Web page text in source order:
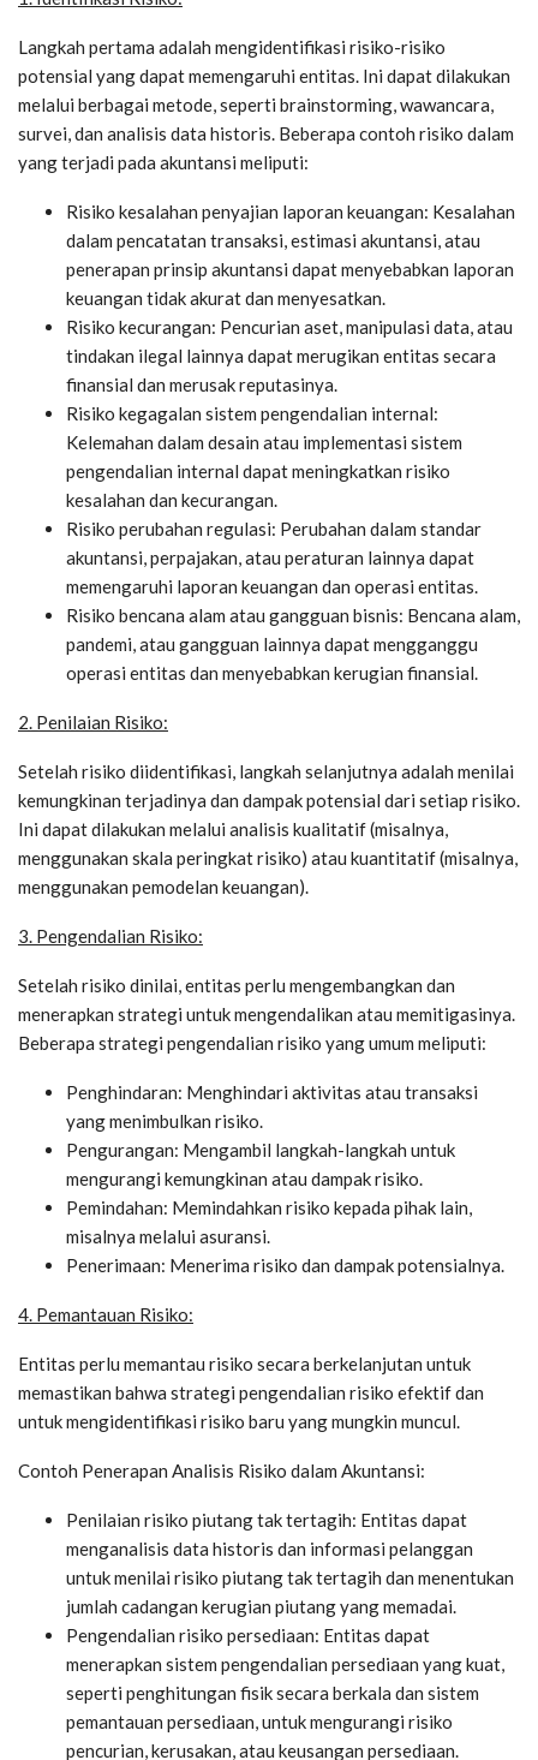
Langkah pertama adalah mengidentifikasi risiko-risiko
potensial yang dapat memengaruhi entitas. Ini dapat dilakukan
melalui berbagai metode, seperti brainstorming, wawancara,
survei, dan analisis data historis. Beberapa contoh risiko dalam
yang terjadi pada akuntansi meliputi:
Risiko kesalahan penyajian laporan keuangan: Kesalahan
dalam pencatatan transaksi, estimasi akuntansi, atau
penerapan prinsip akuntansi dapat menyebabkan laporan
keuangan tidak akurat dan menyesatkan.
Risiko kecurangan: Pencurian aset, manipulasi data, atau
tindakan ilegal lainnya dapat merugikan entitas secara
finansial dan merusak reputasinya.
Risiko kegagalan sistem pengendalian internal:
Kelemahan dalam desain atau implementasi sistem
pengendalian internal dapat meningkatkan risiko
kesalahan dan kecurangan.
Risiko perubahan regulasi: Perubahan dalam standar
akuntansi, perpajakan, atau peraturan lainnya dapat
memengaruhi laporan keuangan dan operasi entitas.
Risiko bencana alam atau gangguan bisnis: Bencana alam,
pandemi, atau gangguan lainnya dapat mengganggu
operasi entitas dan menyebabkan kerugian finansial.
2. Penilaian Risiko:
Setelah risiko diidentifikasi, langkah selanjutnya adalah menilai
kemungkinan terjadinya dan dampak potensial dari setiap risiko.
Ini dapat dilakukan melalui analisis kualitatif (misalnya,
menggunakan skala peringkat risiko) atau kuantitatif (misalnya,
menggunakan pemodelan keuangan).
3. Pengendalian Risiko:
Setelah risiko dinilai, entitas perlu mengembangkan dan
menerapkan strategi untuk mengendalikan atau memitigasinya.
Beberapa strategi pengendalian risiko yang umum meliputi:
Penghindaran: Menghindari aktivitas atau transaksi
yang menimbulkan risiko.
Pengurangan: Mengambil langkah-langkah untuk
mengurangi kemungkinan atau dampak risiko.
Pemindahan: Memindahkan risiko kepada pihak lain,
misalnya melalui asuransi.
Penerimaan: Menerima risiko dan dampak potensialnya.
4. Pemantauan Risiko:
Entitas perlu memantau risiko secara berkelanjutan untuk
memastikan bahwa strategi pengendalian risiko efektif dan
untuk mengidentifikasi risiko baru yang mungkin muncul.
Contoh Penerapan Analisis Risiko dalam Akuntansi:
Penilaian risiko piutang tak tertagih: Entitas dapat
menganalisis data historis dan informasi pelanggan
untuk menilai risiko piutang tak tertagih dan menentukan
jumlah cadangan kerugian piutang yang memadai.
Pengendalian risiko persediaan: Entitas dapat
menerapkan sistem pengendalian persediaan yang kuat,
seperti penghitungan fisik secara berkala dan sistem
pemantauan persediaan, untuk mengurangi risiko
pencurian, kerusakan, atau keusangan persediaan.